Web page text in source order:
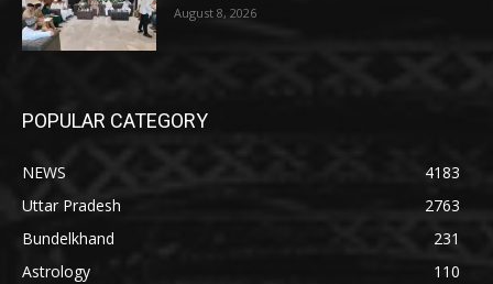
August 8, 2026
POPULAR CATEGORY
NEWS
4183
Uttar Pradesh
2763
Bundelkhand
231
Astrology
110